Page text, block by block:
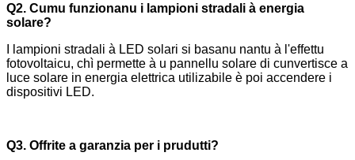
Q2. Cumu funzionanu i lampioni stradali à energia
solare?
I lampioni stradali à LED solari si basanu nantu à l'effettu
fotovoltaicu, chì permette à u pannellu solare di cunvertisce a
luce solare in energia elettrica utilizabile è poi accendere i
dispositivi LED.
Q3. Offrite a garanzia per i prudutti?